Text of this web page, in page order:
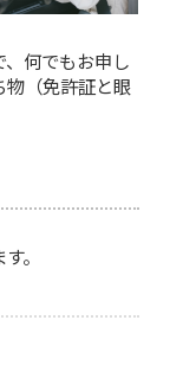
何でもお申し
物（免許証と眼
。